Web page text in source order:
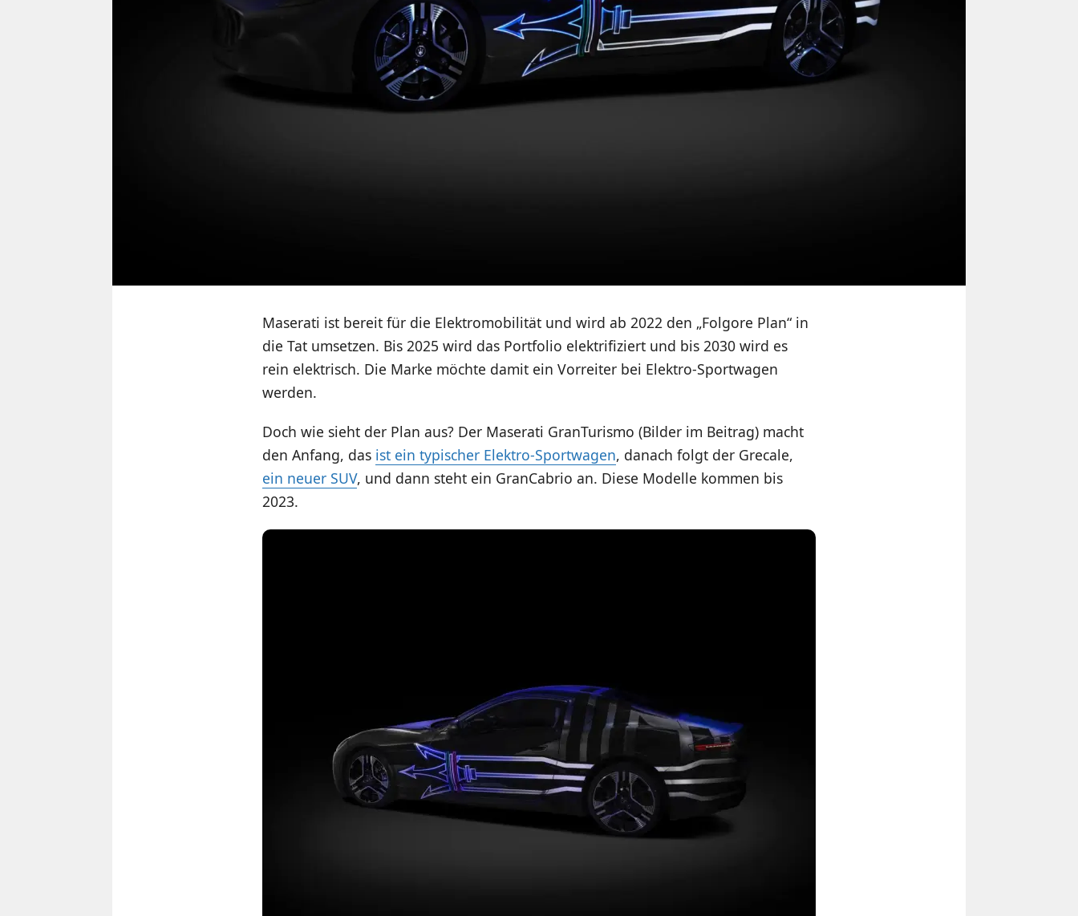
Maserati ist bereit für die Elektromobilität und wird ab 2022 den „Folgore Plan“ in
die Tat umsetzen. Bis 2025 wird das Portfolio elektrifiziert und bis 2030 wird es
rein elektrisch. Die Marke möchte damit ein Vorreiter bei Elektro-Sportwagen
werden.
Doch wie sieht der Plan aus? Der Maserati GranTurismo (Bilder im Beitrag) macht
den Anfang, das ist ein typischer Elektro-Sportwagen, danach folgt der Grecale,
ein neuer SUV, und dann steht ein GranCabrio an. Diese Modelle kommen bis
2023.